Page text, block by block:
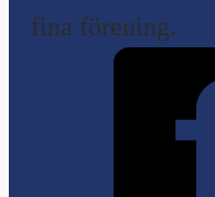
fina förening.